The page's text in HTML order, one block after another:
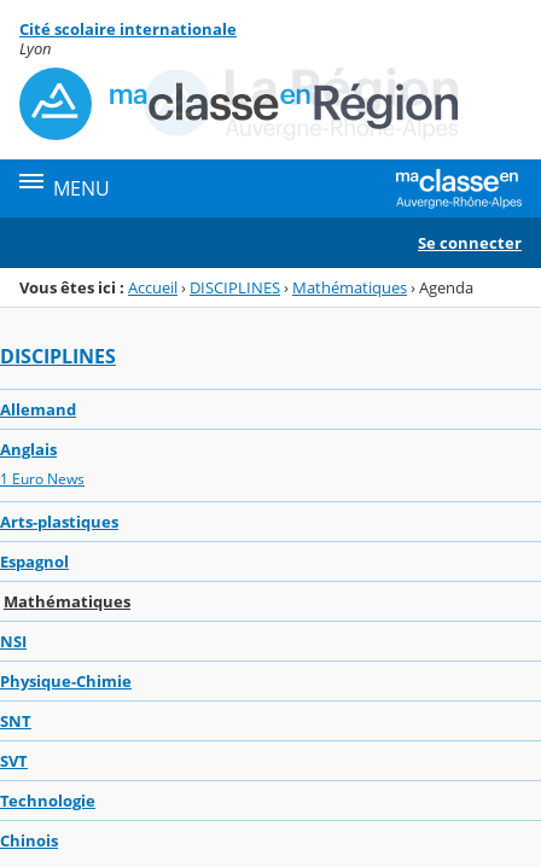
Menu de la rubrique
Contenu
Cité scolaire internationale
Lyon
MENU
Se connecter
Vous êtes ici : Accueil› DISCIPLINES› Mathématiques›Agenda
DISCIPLINES
Allemand
Anglais
1 Euro News
Arts-plastiques
Espagnol
Mathématiques
NSI
Physique-Chimie
SNT
SVT
Technologie
Chinois